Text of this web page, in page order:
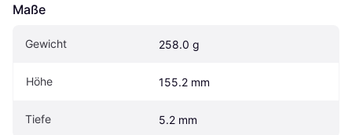
Maße
Gewicht 258.0 g
Höhe 155.2 mm
Tiefe 5.2 mm